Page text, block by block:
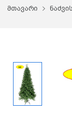
მთავარი